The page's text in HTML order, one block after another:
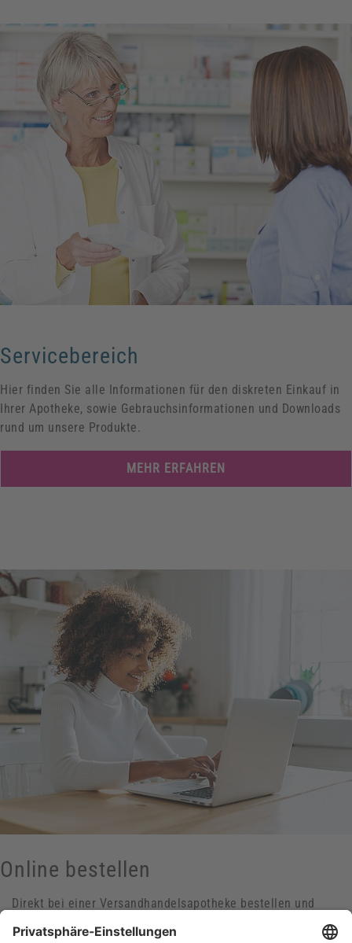
Servicebereich
Hier finden Sie alle Informationen für den diskreten Einkauf in
Ihrer Apotheke, sowie Gebrauchsinformationen und Downloads
rund um unsere Produkte.
MEHR ERFAHREN
Online bestellen
Direkt bei einer Versandhandelsapotheke bestellen und